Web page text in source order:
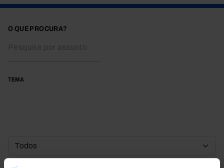
O QUE PROCURA?
TEMA